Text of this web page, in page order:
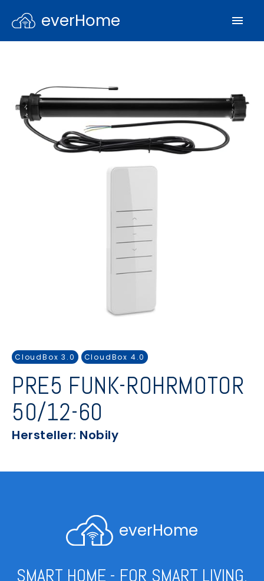
everHome
CloudBox 3.0 CloudBox 4.0
PRE5 FUNK-ROHRMOTOR
50/12-60
Hersteller: Nobily
everHome
SMART HOME - FOR SMART LIVING.